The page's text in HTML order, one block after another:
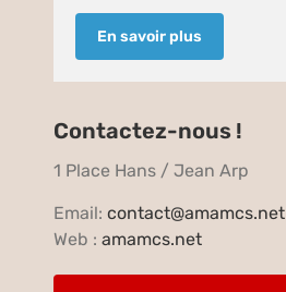
En savoir plus
Contactez-nous !
1 Place Hans / Jean Arp
Email:contact@amamcs.net
Web :amamcs.net